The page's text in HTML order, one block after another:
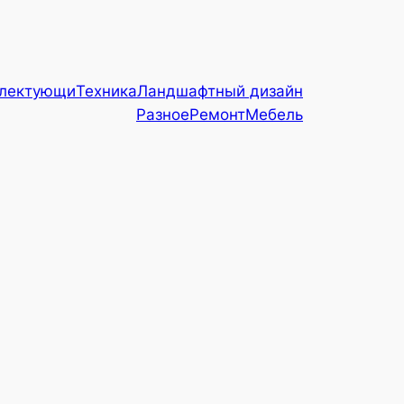
ТехникаЛандшафтный дизайн
РазноеРемонтМебель